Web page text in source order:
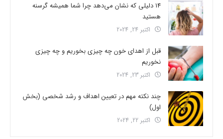
14 دلیلی که نشان می‌دهد چرا شما همیشه گرسنه
هستید
اکتبر 24, 2024
قبل از اهدای خون چه چیزی بخوریم و چه چیزی
نخوریم
اکتبر 23, 2024
چند نکته مهم در تعیین اهداف و رشد شخصی (بخش
اول)
اکتبر 22, 2024